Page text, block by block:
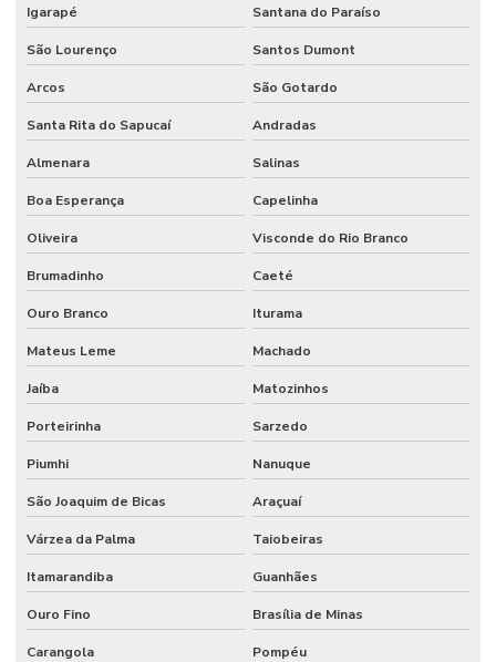
Igarapé Santana do Paraíso
São Lourenço Santos Dumont
Arcos São Gotardo
Santa Rita do Sapucaí Andradas
Almenara Salinas
Boa Esperança Capelinha
Oliveira Visconde do Rio Branco
Brumadinho Caeté
Ouro Branco Iturama
Mateus Leme Machado
Jaíba Matozinhos
Porteirinha Sarzedo
Piumhi Nanuque
São Joaquim de Bicas Araçuaí
Várzea da Palma Taiobeiras
Itamarandiba Guanhães
Ouro Fino Brasília de Minas
Carangola Pompéu